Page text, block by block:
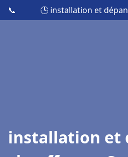
📞 🕒 installation et
installation et